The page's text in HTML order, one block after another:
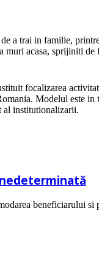
a trai in familie,
muri acasa, sprijiniti
focalizarea
Modelul este in
al institutionalizarii.
beneficiarului si